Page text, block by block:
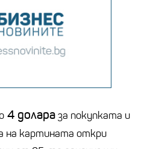
4 долараза покупката и
на картината откри